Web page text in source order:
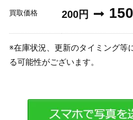
買取価格 200円
※在庫状況、更新のタイミング等
る可能性がございます。